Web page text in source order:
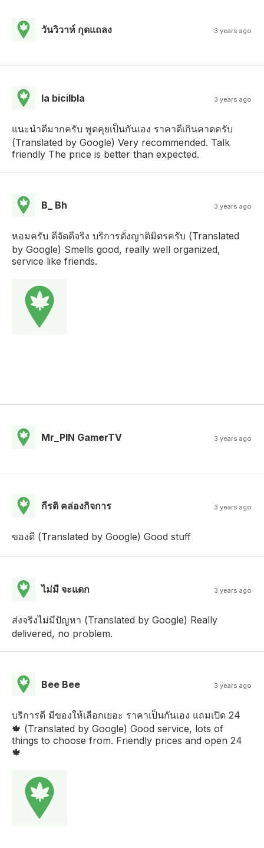
วันวิวาห์ กุดแถลง 3 years ago
la bicilbla 3 years ago
แนะนำดีมากครับ พูดคุยเป็นกันเอง ราคาดีเกินคาดครับ
(Translated by Google) Very recommended. Talk
friendly The price is better than expected.
B_ Bh 3 years ago
หอมครับ ดีจัดดีจริง บริการดั่งญาติมิตรครับ (Translated
by Google) Smells good, really well organized,
service like friends.
Mr_PIN GamerTV 3 years ago
กีรติ คล่องกิจการ 3 years ago
ของดี (Translated by Google) Good stuff
ไม่มี จะแดก 3 years ago
ส่งจริงไม่มีปัญหา (Translated by Google) Really
delivered, no problem.
Bee Bee 3 years ago
บริการดี มีของให้เลือกเยอะ ราคาเป็นกันเอง แถมเปิด 24
🍁 (Translated by Google) Good service, lots of
things to choose from. Friendly prices and open 24
🍁